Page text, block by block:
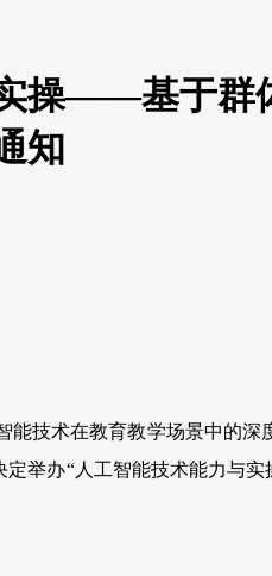
操——基于群
知
术在教育教学场景中的深
举办“人工智能技术能力与